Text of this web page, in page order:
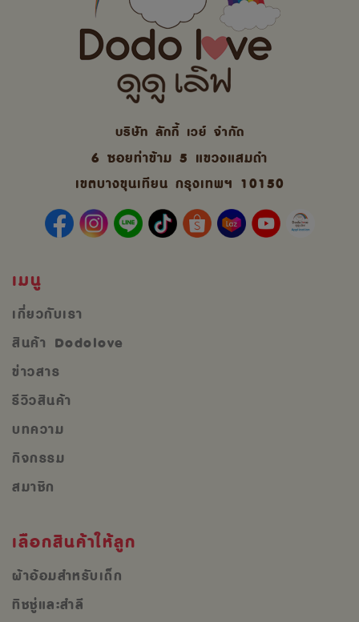
บริษัท ลักกี้ เวย์ จํากัด
6 ซอยท่าข้าม 5 แขวงแสมดำ
เขตบางขุนเทียน กรุงเทพฯ 10150
เมนู
เกี่ยวกับเรา
สินค้า Dodolove
ข่าวสาร
รีวิวสินค้า
บทความ
กิจกรรม
สมาชิก
เลือกสินค้าให้ลูก
ผ้าอ้อมสำหรับเด็ก
ทิชชู่และสำลี